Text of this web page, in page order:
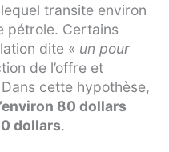
transite environ
pétrole. Certains
dite « un pour
de l’offre et
cette hypothèse,
80 dollars
dollars.